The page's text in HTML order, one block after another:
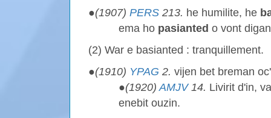
●(1907) PERS 213. he humilite, he
ema ho pasianted o vont
(2) War e basianted : tranquillement.
●(1910) YPAG 2. vijen bet breman
●(1920)AMJV14. Livirit d'in,
enebit ouzin.